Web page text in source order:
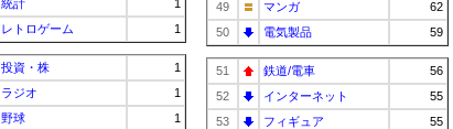
統計
1
レトロゲーム 1
投資・株
1
ラジオ
1
野球
1
49
マンガ
62
50
電気製品 59
51 鉄道/電車
56
52
インターネット
55
53
フィギュア
55